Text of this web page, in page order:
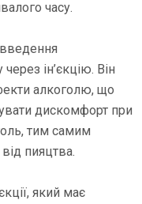
часу.
ін’єкцію. Він
алкоголю, що
дискомфорт при
тим самим
пияцтва.
який має